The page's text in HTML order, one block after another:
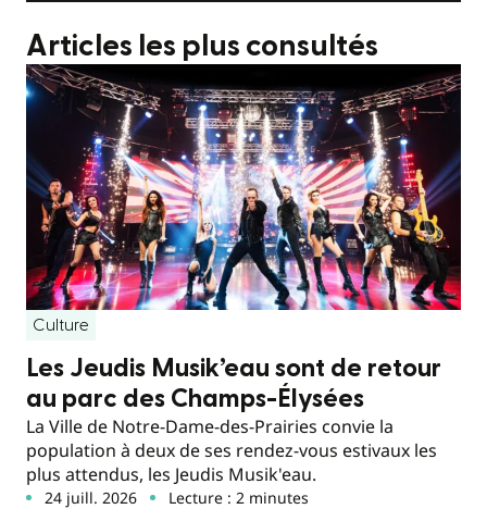
Articles les plus consultés
Culture
Les Jeudis Musik’eau sont de retour
au parc des Champs-Élysées
La Ville de Notre-Dame-des-Prairies convie la
population à deux de ses rendez-vous estivaux les
plus attendus, les Jeudis Musik'eau.
24 juill. 2026 Lecture : 2 minutes